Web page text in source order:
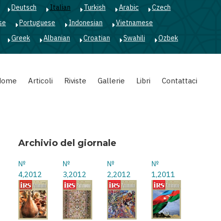
Deutsch Italian Turkish Arabic
Czech
Portuguese Indonesian
Vietnamese
Greek Albanian Croatian Swahili Ozbek
Articoli Riviste Gallerie Libri Contattaci
Archivio del giornale
№
4,2012
№
3,2012
№
2,2012
№
1,2011